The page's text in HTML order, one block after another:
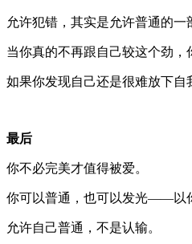
允许犯错，其实是允许普通的一
当你真的不再跟自己较这个劲，
如果你发现自己还是很难放下自
最后
你不必完美才值得被爱。
你可以普通，也可以发光——以
允许自己普通，不是认输。